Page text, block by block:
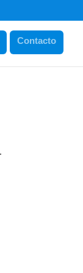
Contacto